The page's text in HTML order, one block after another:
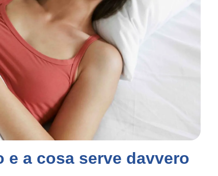
e a cosa serve davvero